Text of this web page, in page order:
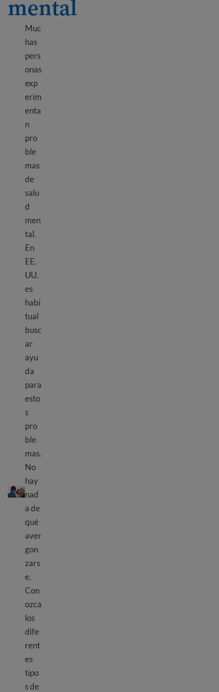
mental
Recursos de salud mental
Muc
has
pers
onas
exp
erim
enta
n
pro
ble
mas
de
salu
d
men
tal.
En
EE.
UU.
es
habi
tual
busc
ar
ayu
da
para
esto
s
pro
ble
mas.
No
hay
nad
a de
qué
aver
gon
zars
e.
Con
ozca
los
dife
rent
es
tipo
s de